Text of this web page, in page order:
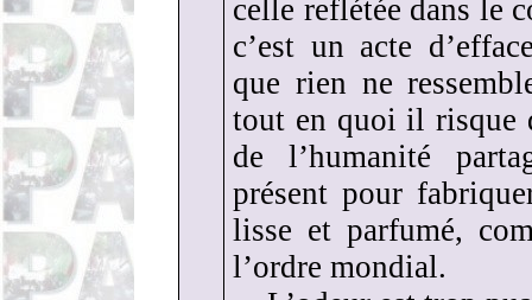
celle reflétée dans le
c’est un acte
que rien ne
tout en quoi il risque
de l’humanité
présent pour
lisse et parfumé,
l’ordre mondial.